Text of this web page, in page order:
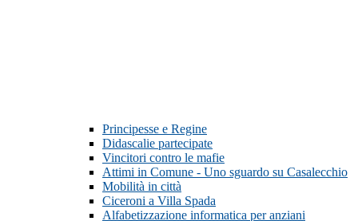
Principesse e Regine
Didascalie partecipate
Vincitori contro le mafie
Attimi in Comune - Uno sguardo su Casalecchio
Mobilità in città
Ciceroni a Villa Spada
Alfabetizzazione informatica per anziani